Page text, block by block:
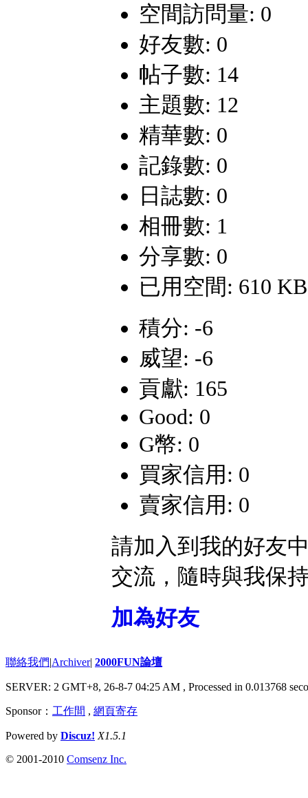
空間訪問量: 0
好友數: 0
帖子數: 14
主題數: 12
精華數: 0
記錄數: 0
日誌數: 0
相冊數: 1
分享數: 0
已用空間: 610 KB
積分: -6
威望: -6
貢獻: 165
Good: 0
G幣: 0
買家信用: 0
賣家信用: 0
請加入到我的好友
交流，隨時與我保
加為好友
聯絡我們|Archiver| 2000FUN論壇
SERVER: 2 GMT+8, 26-8-7 04:25 AM , Processed in 0.013768
Sponsor： 工作間 , 網頁寄存
Powered by Discuz! X1.5.1
© 2001-2010 Comsenz Inc.